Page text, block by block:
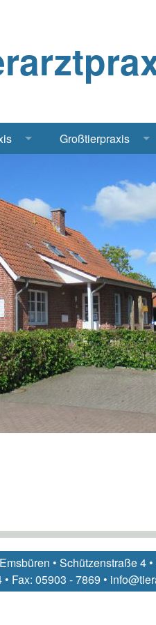
Elektrochirurgie Narkose
Großtierpraxis
Bestandsbetreuung
Pferde
Geflügel, Tauben,
• Schützenstraße 4
• Fax: 05903 - 7869 •